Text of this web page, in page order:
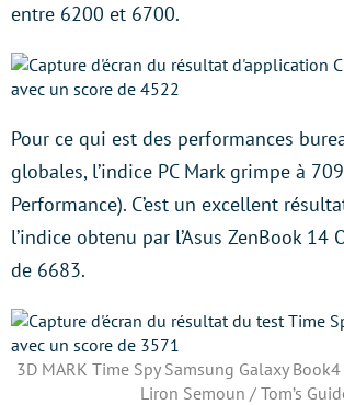
entre 6200 et 6700.
Pour ce qui est des performances
globales, l’indice PC Mark grimpe à
Performance). C’est un excellent
l’indice obtenu par l’Asus ZenBook 14
de 6683.
3D MARK Time Spy Samsung Galaxy
Liron Semoun / Tom’s